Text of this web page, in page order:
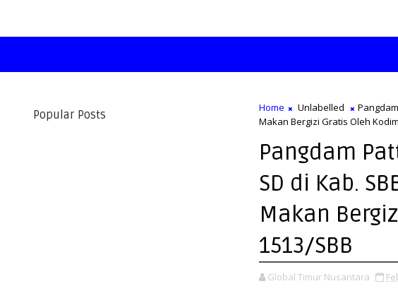
Popular Posts
Home Unlabelled
Makan Bergizi Gratis Oleh
Pangdam
SD di Kab.
Makan
1513/SBB
Global Timur Nusantara